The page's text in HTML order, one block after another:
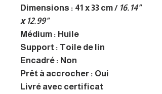
Dimensions : 41 x 33 cm / 16.14"
x 12.99"
Médium : Huile
Support : Toile de lin
Encadré : Non
Prêt à accrocher : Oui
Livré avec certificat